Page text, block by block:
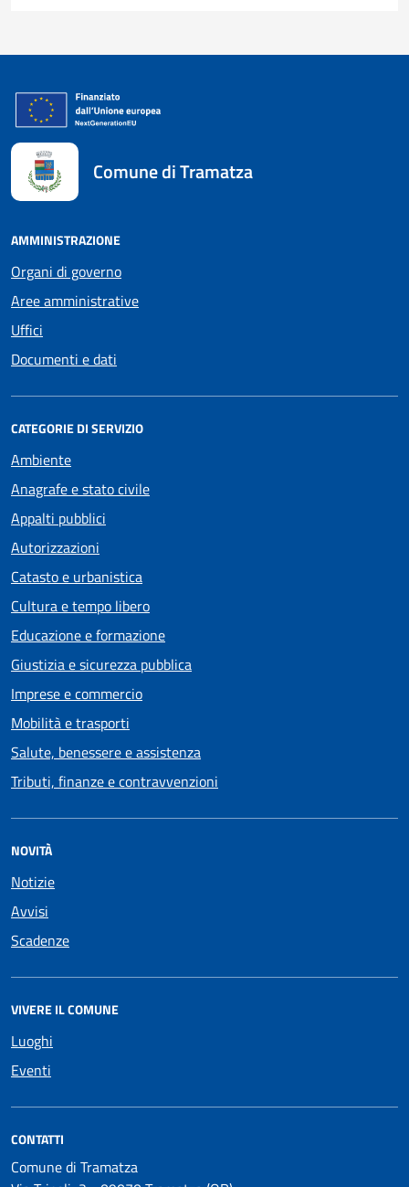
Comune di Tramatza
AMMINISTRAZIONE
Organi di governo
Aree amministrative
Uffici
Documenti e dati
CATEGORIE DI SERVIZIO
Ambiente
Anagrafe e stato civile
Appalti pubblici
Autorizzazioni
Catasto e urbanistica
Cultura e tempo libero
Educazione e formazione
Giustizia e sicurezza pubblica
Imprese e commercio
Mobilità e trasporti
Salute, benessere e assistenza
Tributi, finanze e contravvenzioni
NOVITÀ
Notizie
Avvisi
Scadenze
VIVERE IL COMUNE
Luoghi
Eventi
CONTATTI
Comune di Tramatza